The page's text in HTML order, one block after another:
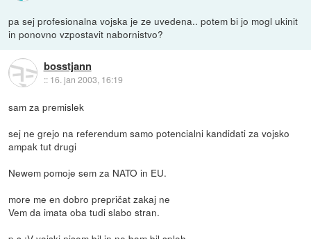
pa sej profesionalna vojska je ze uvedena.. potem bi jo mogl ukinit
in ponovno vzpostavit nabornistvo?
bosstjann
:: 16. jan 2003, 16:19
sam za premislek
sej ne grejo na referendum samo potencialni kandidati za vojsko
ampak tut drugi
Newem pomoje sem za NATO in EU.
more me en dobro prepričat zakaj ne
Vem da imata oba tudi slabo stran.